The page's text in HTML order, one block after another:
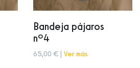
Bandeja pájaros
nº4
65,00 € | Ver más